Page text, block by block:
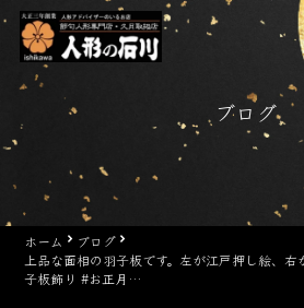
Skip
content
ブログ
ホーム
ブログ
上品な面相の羽子板です。左が江戸押し絵、
子板飾り #お正月…